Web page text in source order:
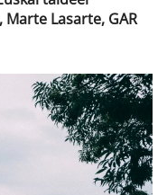
Marte Lasarte, GAR